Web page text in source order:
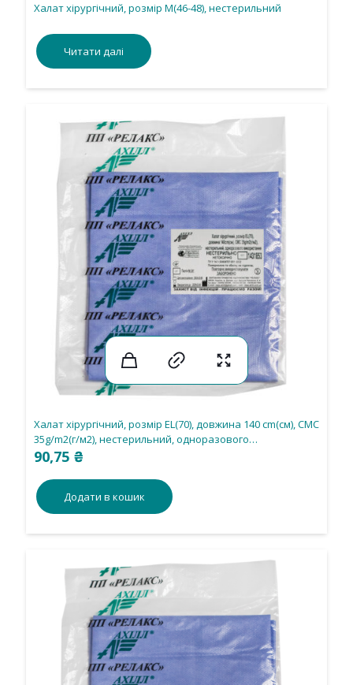
Халат хірургічний, розмір М(46-48), нестерильний
Читати далі
Халат хірургічний, розмір ЕL(70), довжина 140 cm(см), СМС
35g/m2(г/м2), нестерильний, одноразового
використання.
90,75 ₴
Додати в кошик